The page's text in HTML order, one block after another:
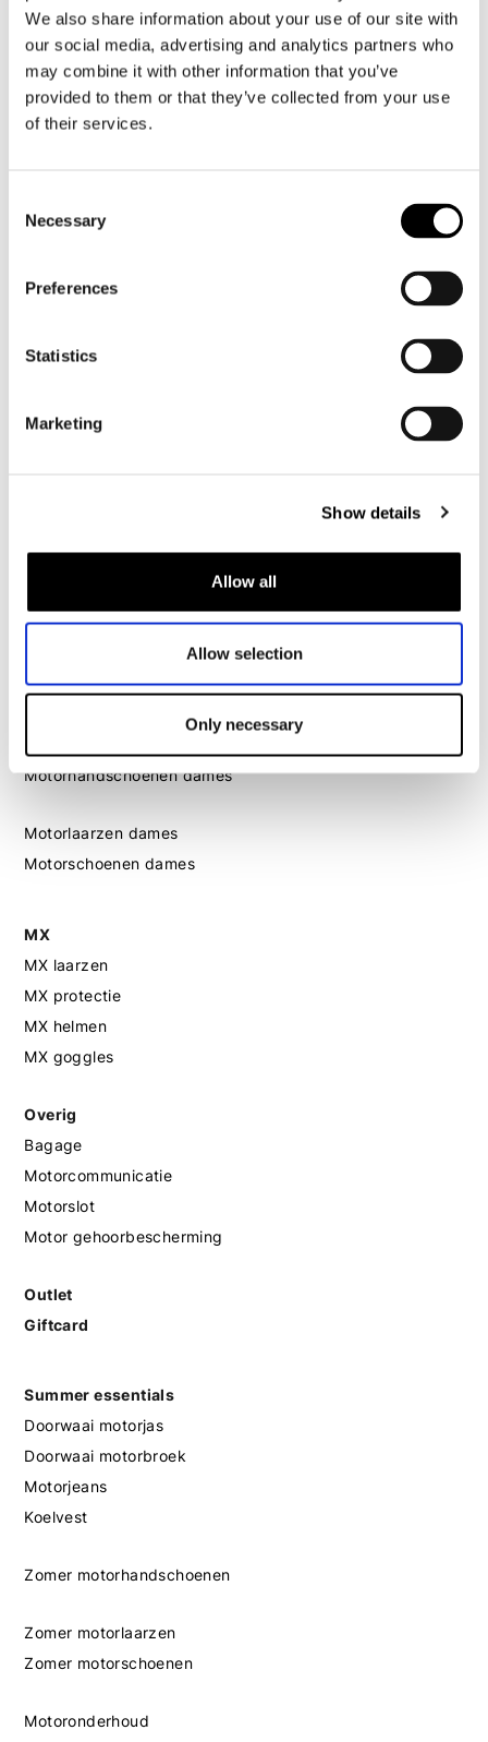
We also share information about your use of our site with
our social media, advertising and analytics partners who
may combine it with other information that you’ve
provided to them or that they’ve collected from your use
of their services.
Selection
Necessary
Preferences
Statistics
Marketing
Show details
Allow all
Allow selection
Only necessary
Heren
Motorkleding heren
Motorjas heren
Motorbroek heren
Motorjeans dames
Motor leggings dames
Motorhandschoenen dames
Motorlaarzen dames
Motorschoenen dames
MX
MX laarzen
MX protectie
MX helmen
MX goggles
Overig
Bagage
Motorcommunicatie
Motorslot
Motor gehoorbescherming
Outlet
Giftcard
Summer essentials
Doorwaai motorjas
Doorwaai motorbroek
Motorjeans
Koelvest
Zomer motorhandschoenen
Zomer motorlaarzen
Zomer motorschoenen
Motoronderhoud